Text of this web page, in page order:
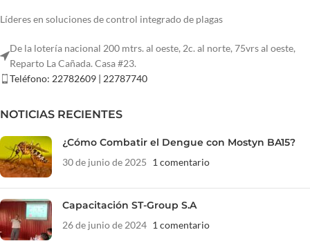
Líderes en soluciones de control integrado de plagas
De la lotería nacional 200 mtrs. al oeste, 2c. al norte, 75vrs al oeste,
Reparto La Cañada. Casa #23.
Teléfono: 22782609 | 22787740
NOTICIAS RECIENTES
¿Cómo Combatir el Dengue con Mostyn BA15?
30 de junio de 2025 1 comentario
Capacitación ST-Group S.A
26 de junio de 2024 1 comentario